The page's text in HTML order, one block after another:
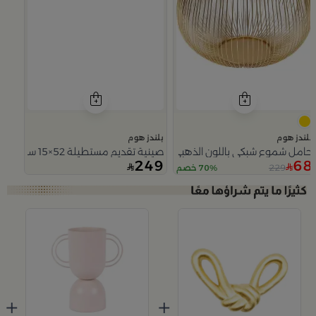
بلندز هوم
حامل شموع شبكي باللون الذهبي حجم كبير من أورو
68
229 70% خصم
بلندز هوم
صينية تقديم مستطيلة 52×15 سم ذهبية من الألمنيوم بمقابض جانبية من أورو
249
Slide 1 of 2
+
+